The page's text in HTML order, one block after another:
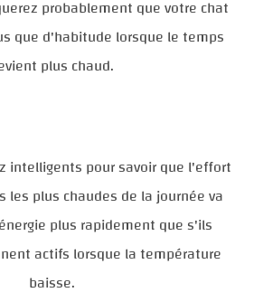
probablement que votre chat
que d'habitude lorsque le temps
plus chaud.
intelligents pour savoir que l'effort
les plus chaudes de la journée va
plus rapidement que s'ils
actifs lorsque la température
baisse.